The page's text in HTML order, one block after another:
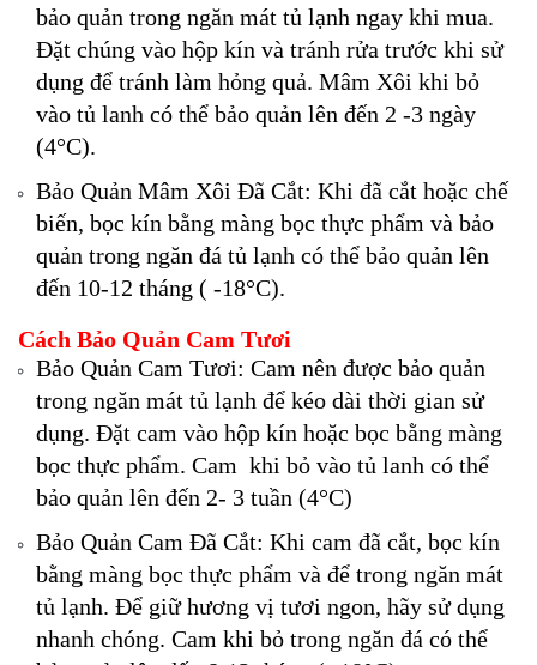
bảo quản trong ngăn mát tủ lạnh ngay khi mua.
Đặt chúng vào hộp kín và tránh rửa trước khi sử
dụng để tránh làm hỏng quả. Mâm Xôi khi bỏ
vào tủ lanh có thể bảo quản lên đến 2 -3 ngày
(4°C).
Bảo Quản Mâm Xôi Đã Cắt: Khi đã cắt hoặc chế
biến, bọc kín bằng màng bọc thực phẩm và bảo
quản trong ngăn đá tủ lạnh có thể bảo quản lên
đến 10-12 tháng ( -18°C).
Cách Bảo Quản Cam Tươi
Bảo Quản Cam Tươi: Cam nên được bảo quản
trong ngăn mát tủ lạnh để kéo dài thời gian sử
dụng. Đặt cam vào hộp kín hoặc bọc bằng màng
bọc thực phẩm. Cam khi bỏ vào tủ lanh có thể
bảo quản lên đến 2- 3 tuần (4°C)
Bảo Quản Cam Đã Cắt: Khi cam đã cắt, bọc kín
bằng màng bọc thực phẩm và để trong ngăn mát
tủ lạnh. Để giữ hương vị tươi ngon, hãy sử dụng
nhanh chóng. Cam khi bỏ trong ngăn đá có thể